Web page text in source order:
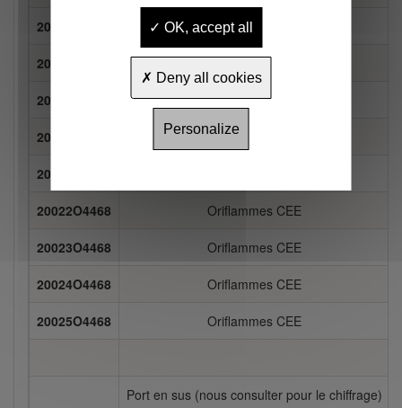
20023O4435 Oriflammes France
20024O4435 Oriflammes France
20025O4435 Oriflammes France
20026O4435 Oriflammes France
20021O4468
20022O4468 Oriflammes CEE
20023O4468 Oriflammes CEE
20024O4468 Oriflammes CEE
20025O4468 Oriflammes CEE
Port en sus (nous consulter pour le chiffrage)
OK, accept all
Deny all cookies
Personalize